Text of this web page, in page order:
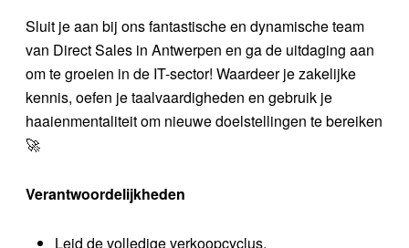
Sluit je aan bij ons fantastische en dynamische team
van Direct Sales in Antwerpen en ga de uitdaging aan
om te groeien in de IT-sector! Waardeer je zakelijke
kennis, oefen je taalvaardigheden en gebruik je
haaienmentaliteit om nieuwe doelstellingen te bereiken
🚀
Verantwoordelijkheden
Leid de volledige verkoopcyclus.